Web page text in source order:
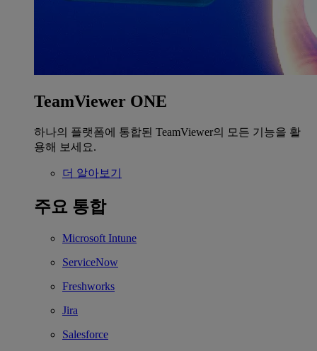
TeamViewer ONE
하나의 플랫폼에 통합된 TeamViewer의 모든 기능을 활
용해 보세요.
더 알아보기
주요 통합
Microsoft Intune
ServiceNow
Freshworks
Jira
Salesforce